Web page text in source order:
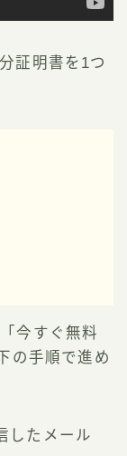
証明書を1つ
今すぐ無料
の手順で進め
したメール